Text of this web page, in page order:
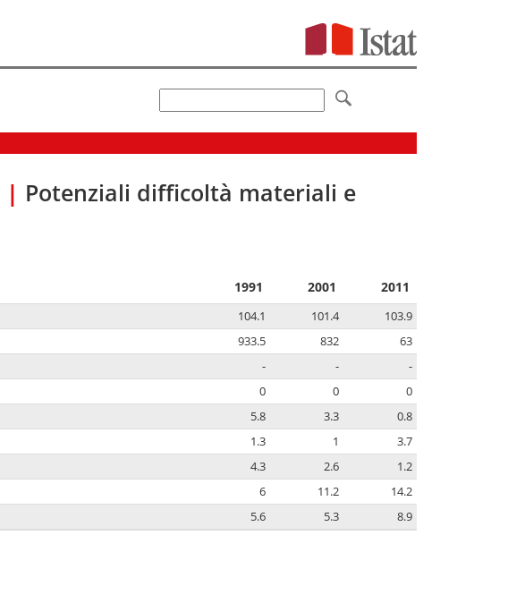
| Potenziali difficoltà materiali e
1991 2001 2011
104.1 101.4
103.9
933.5 832
63
- -
-
0 0
0
5.8 3.3
0.8
1.3 1
3.7
4.3 2.6
1.2
6 11.2
14.2
5.6 5.3 8.9